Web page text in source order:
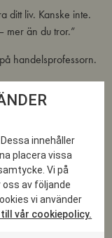
ditt liv. Kanske inte.
mer än du tror.”
handelsprofessorn.
7.
Handelshögskolan i
personliga och
sju böcker,
innehåller
placera vissa
Vi på
oss av följande
vi använder
vår cookiepolicy.